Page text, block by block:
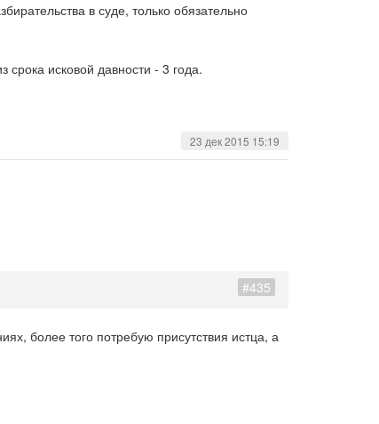
в суде, только обязательно
срока исковой давности - 3 года.
23 дек 2015 15:19
#435
более того потребую присутствия истца, а